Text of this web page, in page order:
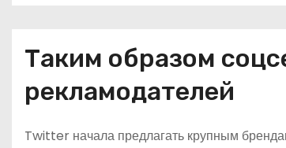
Таким образом
рекламодателей
Twitter начала предлагать крупным